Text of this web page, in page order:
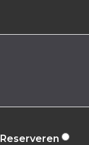
Reserveren